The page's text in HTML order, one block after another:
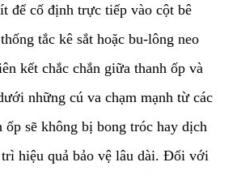
để cố định trực tiếp vào cột bê
tắc kê sắt hoặc bu-lông neo
kết chắc chắn giữa thanh ốp và
những cú va chạm mạnh từ các
ốp sẽ không bị bong tróc hay dịch
hiệu quả bảo vệ lâu dài. Đối với